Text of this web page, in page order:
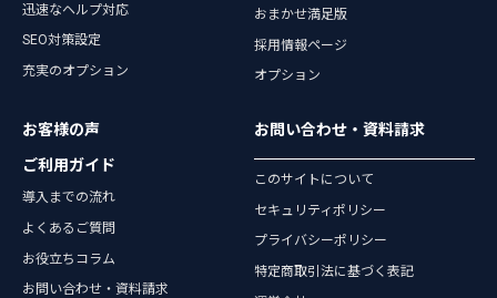
迅速なヘルプ対応
SEO対策設定
充実のオプション
おまかせ満足版
採用情報ページ
オプション
お客様の声
ご利用ガイド
導入までの流れ
よくあるご質問
お役立ちコラム
お問い合わせ・資料請求
お問い合わせ・資料請求
このサイトについて
セキュリティポリシー
プライバシーポリシー
特定商取引法に基づく表記